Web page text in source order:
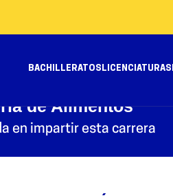
BACHILLERATOS LICENCIATURAS
de Alimentos
en impartir esta carrera